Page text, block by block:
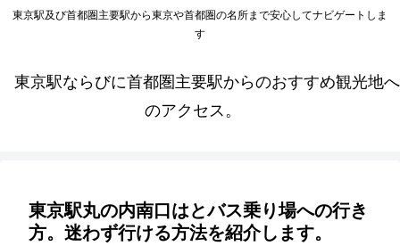
東京駅及び首都圏主要駅から東京や首都圏の名所まで安心してナビゲートしま
す
東京駅ならびに首都圏主要駅からのおすすめ観光地へ
のアクセス。
東京駅丸の内南口はとバス乗り場への行き
方。迷わず行ける方法を紹介します。